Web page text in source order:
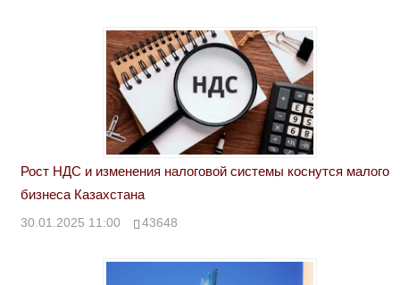
Рост НДС и изменения налоговой системы коснутся малого
бизнеса Казахстана
30.01.2025 11:00 43648